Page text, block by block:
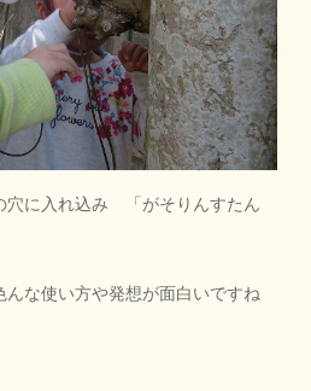
に入れ込み 「がそりんすたん
な使い方や発想が面白いですね